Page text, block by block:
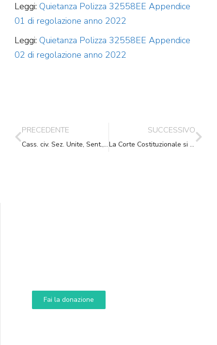
Leggi: Quietanza Polizza 32558EE Appendice
01 di regolazione anno 2022
Leggi: Quietanza Polizza 32558EE Appendice
02 di regolazione anno 2022
PRECEDENTE
Cass. civ. Sez. Unite, Sent., (ud. 22-10-2019) 10-01-2020, n. 299
SUCCESSIVO
La Corte Costituzionale si apre all’ascolto della Società Civile
Fai la donazione